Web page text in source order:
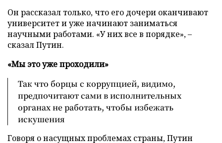
Он рассказал только, что его дочери оканчивают
университет и уже начинают заниматься
научными работами. «У них все в порядке», –
сказал Путин.
«Мы это уже проходили»
Так что борцы с коррупцией, видимо,
предпочитают сами в исполнительных
органах не работать, чтобы избежать
искушения
Говоря о насущных проблемах страны, Путин